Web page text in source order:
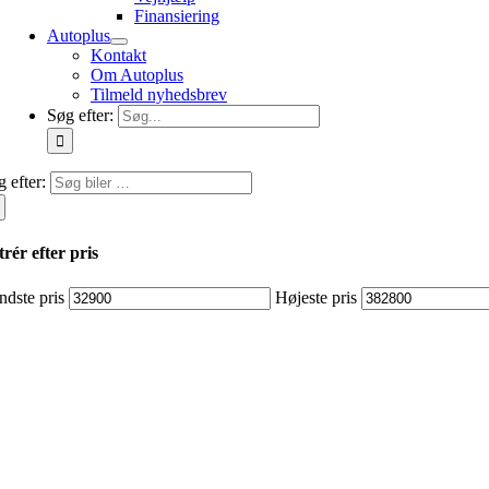
Finansiering
Autoplus
Kontakt
Om Autoplus
Tilmeld nyhedsbrev
Søg efter:
efter:
efter pris
pris Højeste pris